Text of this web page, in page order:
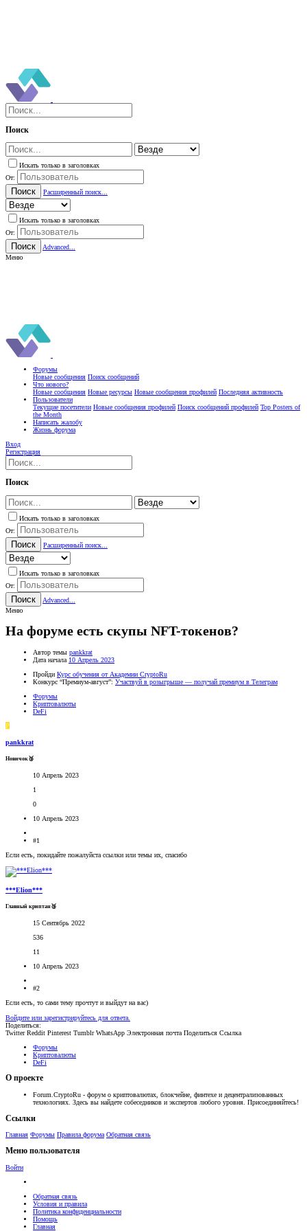
Поиск
Искать только в заголовках
От:
Поиск Расширенный поиск...
Искать только в заголовках
От:
Поиск
Advanced...
Меню
Форумы
Новые сообщения Поиск сообщений
Что нового?
Новые сообщения Новые ресурсы Новые сообщения профилей Последняя активность
Пользователи
Текущие посетители Новые сообщения профилей Поиск сообщений профилей Top Posters of
the Month
Написать жалобу
Жизнь форума
Вход
Регистрация
Поиск
Искать только в заголовках
От:
Поиск Расширенный поиск...
Искать только в заголовках
От:
Поиск
Advanced...
Меню
На форуме есть скупы NFT-токенов?
Автор темы pankkrat
Дата начала 10 Апрель 2023
Пройди Курс обучения от Академии CryptoRu
Конкурс “Премиум-август”: Участвуй в розыгрыше — получай премиум в Телеграм
Форумы
Криптовалюты
DeFi
P
pankkrat
Новичок🥉
10 Апрель 2023
1
0
10 Апрель 2023
#1
Если есть, покидайте пожалуйста ссылки или темы их, спасибо
***Elion***
Главный криптан🥉
15 Сентябрь 2022
536
11
10 Апрель 2023
#2
Если есть, то сами тему прочтут и выйдут на вас)
Войдите или зарегистрируйтесь для ответа.
Поделиться:
Twitter Reddit Pinterest Tumblr WhatsApp Электронная почта Поделиться Ссылка
Форумы
Криптовалюты
DeFi
О проекте
Forum.CryptoRu - форум о криптовалютах, блокчейне, финтехе и децентрализованных
технологиях. Здесь вы найдете собеседников и экспертов любого уровня. Присоединяйтесь!
Ссылки
Главная Форумы Правила форума Обратная связь
Меню пользователя
Войти
Обратная связь
Условия и правила
Политика конфиденциальности
Помощь
Главная